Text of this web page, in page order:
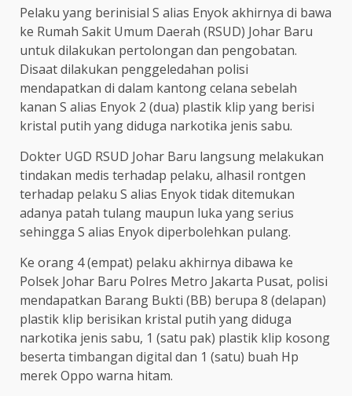
Pelaku yang berinisial S alias Enyok akhirnya di bawa
ke Rumah Sakit Umum Daerah (RSUD) Johar Baru
untuk dilakukan pertolongan dan pengobatan.
Disaat dilakukan penggeledahan polisi
mendapatkan di dalam kantong celana sebelah
kanan S alias Enyok 2 (dua) plastik klip yang berisi
kristal putih yang diduga narkotika jenis sabu.
Dokter UGD RSUD Johar Baru langsung melakukan
tindakan medis terhadap pelaku, alhasil rontgen
terhadap pelaku S alias Enyok tidak ditemukan
adanya patah tulang maupun luka yang serius
sehingga S alias Enyok diperbolehkan pulang.
Ke orang 4 (empat) pelaku akhirnya dibawa ke
Polsek Johar Baru Polres Metro Jakarta Pusat, polisi
mendapatkan Barang Bukti (BB) berupa 8 (delapan)
plastik klip berisikan kristal putih yang diduga
narkotika jenis sabu, 1 (satu pak) plastik klip kosong
beserta timbangan digital dan 1 (satu) buah Hp
merek Oppo warna hitam.